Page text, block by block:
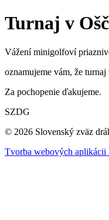
Turnaj v
Vážení minigolfoví
oznamujeme vám, že
Za pochopenie ďakujeme.
SZDG
© 2026 Slovenský zväz
Tvorba webových aplikácii